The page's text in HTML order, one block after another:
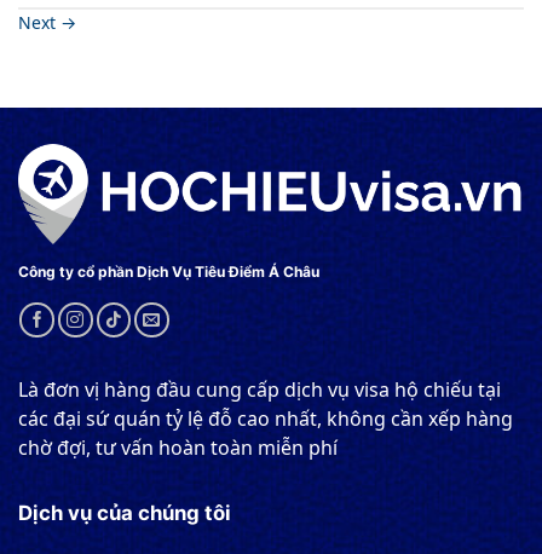
Next →
Công ty cổ phần Dịch Vụ Tiêu Điểm Á Châu
Là đơn vị hàng đầu cung cấp dịch vụ visa hộ chiếu tại
các đại sứ quán tỷ lệ đỗ cao nhất, không cần xếp hàng
chờ đợi, tư vấn hoàn toàn miễn phí
Dịch vụ của chúng tôi